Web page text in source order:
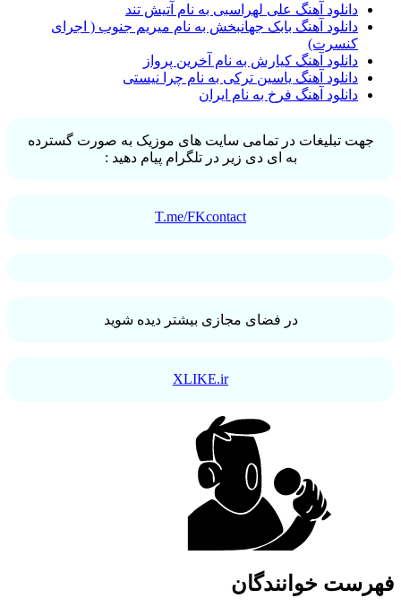
دانلود آهنگ علی لهراسبی به نام آتیش تند
دانلود آهنگ بابک جهانبخش به نام میریم جنوب ( اجرای
کنسرت)
دانلود آهنگ کیارش به نام آخرین پرواز
دانلود آهنگ یاسین ترکی به نام چرا نیستی
دانلود آهنگ فرخ به نام ایران
جهت تبلیغات در تمامی سایت های موزیک به صورت گسترده
به ای دی زیر در تلگرام پیام دهید :
T.me/FKcontact
در فضای مجازی بیشتر دیده شوید
XLIKE.ir
فهرست خوانندگان